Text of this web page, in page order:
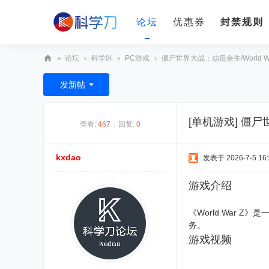
论坛 优惠券 封禁规则
科
学
» 论坛 › 科学区 › PC游戏 › 僵尸世界大战：劫后余生/World
发新帖
查看: 467 回复: 0 [单机游戏] 僵尸
kxdao 发表于 2026-7-5
游戏介绍
《World War Z》是
务。
游戏视频